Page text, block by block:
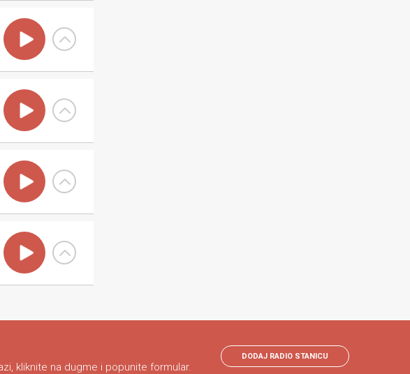
kliknite na dugme i popunite formular.
DODAJ RADIO STANICU